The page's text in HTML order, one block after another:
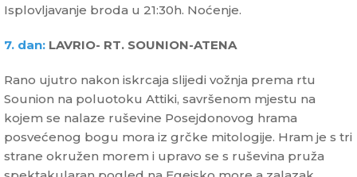
Isplovljavanje broda u 21:30h. Noćenje.
7. dan: LAVRIO- RT. SOUNION-ATENA
Rano ujutro nakon iskrcaja slijedi vožnja prema rtu
Sounion na poluotoku Attiki, savršenom mjestu na
kojem se nalaze ruševine Posejdonovog hrama
posvećenog bogu mora iz grčke mitologije. Hram je s tri
strane okružen morem i upravo se s ruševina pruža